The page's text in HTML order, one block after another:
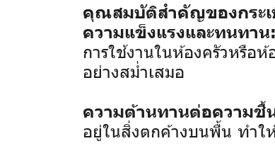
คุณสมบัติสำคัญของกระเ
ความแข็งแรงและทนทาน:
การใช้งานในห้องครัวหรือ
อย่างสม่ำเสมอ
ความต้านทานต่อความชื้
อยู่ในสิ่งตกค้างบนพื้น ทำใ